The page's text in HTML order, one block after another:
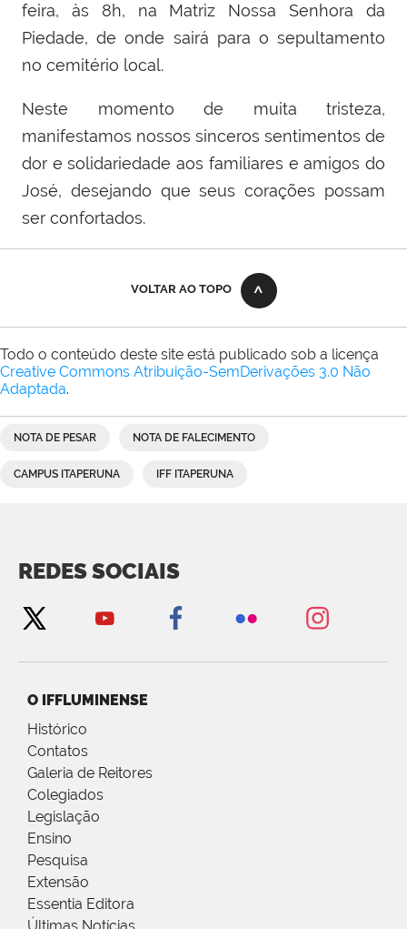
feira, às 8h, na Matriz Nossa Senhora da
Piedade, de onde sairá para o sepultamento
no cemitério local.
Neste momento de muita tristeza,
manifestamos nossos sinceros sentimentos de
dor e solidariedade aos familiares e amigos do
José, desejando que seus corações possam
ser confortados.
VOLTAR AO TOPO
Todo o conteúdo deste site está publicado sob a licença
Creative Commons Atribuição-SemDerivações 3.0 Não
Adaptada.
NOTA DE PESAR NOTA DE FALECIMENTO
CAMPUS ITAPERUNA IFF ITAPERUNA
REDES SOCIAIS
O IFFLUMINENSE
Histórico
Contatos
Galeria de Reitores
Colegiados
Legislação
Ensino
Pesquisa
Extensão
Essentia Editora